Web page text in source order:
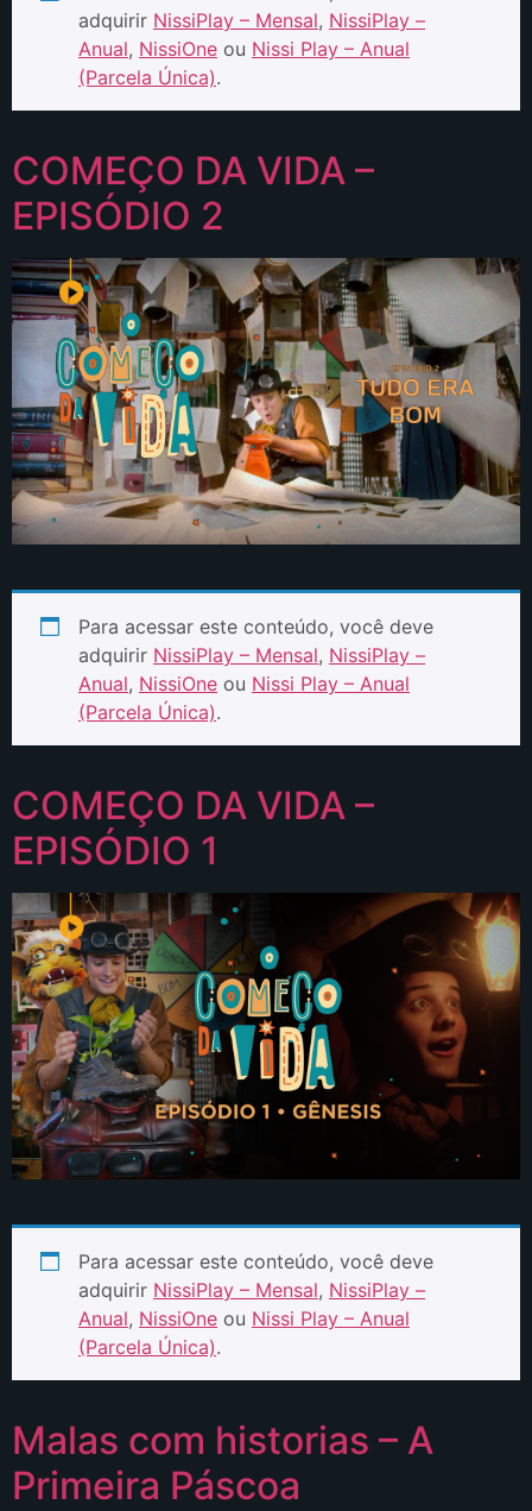
adquirir NissiPlay – Mensal, NissiPlay –
Anual, NissiOne ou Nissi Play – Anual
(Parcela Única).
COMEÇO DA VIDA –
EPISÓDIO 2
Para acessar este conteúdo, você deve
adquirir NissiPlay – Mensal, NissiPlay –
Anual, NissiOne ou Nissi Play – Anual
(Parcela Única).
COMEÇO DA VIDA –
EPISÓDIO 1
Para acessar este conteúdo, você deve
adquirir NissiPlay – Mensal, NissiPlay –
Anual, NissiOne ou Nissi Play – Anual
(Parcela Única).
Malas com historias – A
Primeira Páscoa